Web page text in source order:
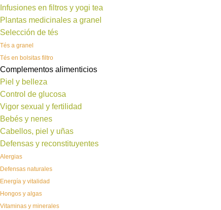
Infusiones en filtros y yogi tea
Plantas medicinales a granel
Selección de tés
Tés a granel
Tés en bolsitas filtro
Complementos alimenticios
Piel y belleza
Control de glucosa
Vigor sexual y fertilidad
Bebés y nenes
Cabellos, piel y uñas
Defensas y reconstituyentes
Alergias
Defensas naturales
Energía y vitalidad
Hongos y algas
Vitaminas y minerales